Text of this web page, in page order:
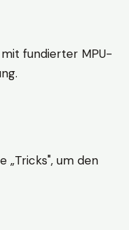
fundierter MPU-
„Tricks", um den